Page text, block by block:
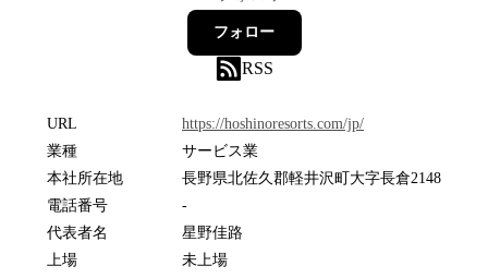
フォロー
RSS
URL
https://hoshinoresorts.com/jp/
業種
サービス業
本社所在地
長野県北佐久郡軽井沢町大字長倉2148
電話番号
-
代表者名
星野佳路
上場
未上場